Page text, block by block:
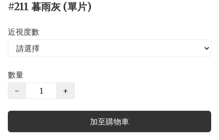
#211 暮雨灰 (單片)
近視度數
數量
−
+
加至購物車